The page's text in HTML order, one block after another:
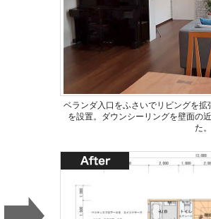
ベランダ入口をふさいでリビングを
を設置。ダウンシーリングを壁面の
た。